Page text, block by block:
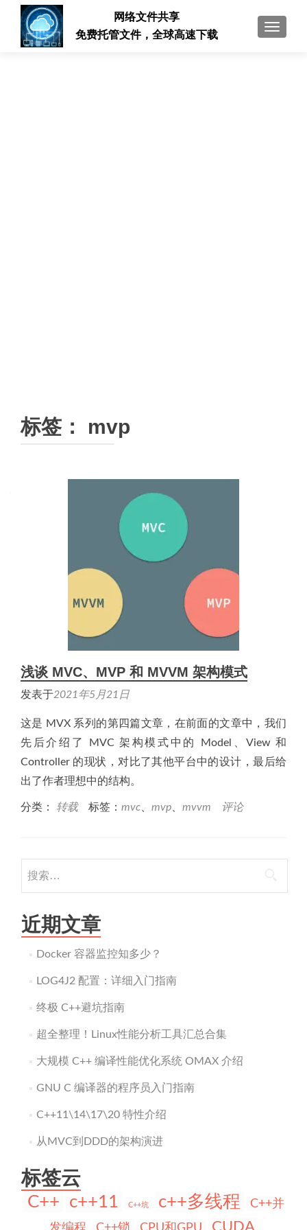
切换导
网络文件共享
免费托管文件，全球高速下载
标签： mvp
浅谈 MVC、MVP 和 MVVM 架构模式
发表于2021年5月21日
这是 MVX 系列的第四篇文章，在前面的文章中，我们
先后介绍了 MVC 架构模式中的 Model、View 和
Controller 的现状，对比了其他平台中的设计，最后给
出了作者理想中的结构。
分类： 转载 标签： mvc mvp mvvm 评论
索：
近期文章
Docker 容器监控知多少？
LOG4J2 配置：详细入门指南
终极 C++避坑指南
超全整理！Linux性能分析工具汇总合集
大规模 C++ 编译性能优化系统 OMAX 介绍
GNU C 编译器的程序员入门指南
C++11\14\17\20 特性介绍
从MVC到DDD的架构演进
标签云
C++ c++11 C++坑 c++多线程 C++并
发编程 C++锁 CPU和GPU CUDA